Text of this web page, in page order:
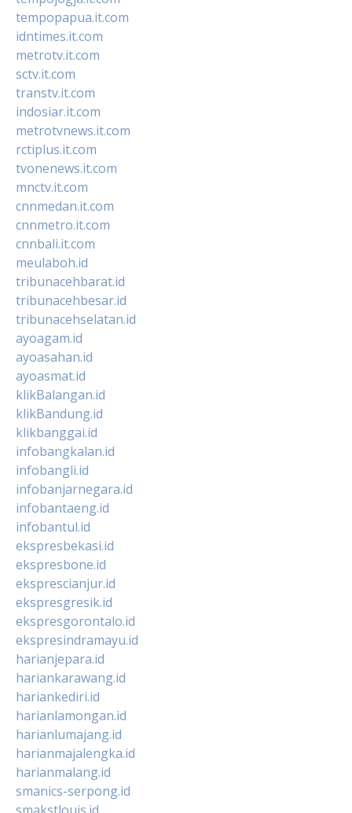
tempopapua.it.com
idntimes.it.com
metrotv.it.com
sctv.it.com
transtv.it.com
indosiar.it.com
metrotvnews.it.com
rctiplus.it.com
tvonenews.it.com
mnctv.it.com
cnnmedan.it.com
cnnmetro.it.com
cnnbali.it.com
meulaboh.id
tribunacehbarat.id
tribunacehbesar.id
tribunacehselatan.id
ayoagam.id
ayoasahan.id
ayoasmat.id
klikBalangan.id
klikBandung.id
klikbanggai.id
infobangkalan.id
infobangli.id
infobanjarnegara.id
infobantaeng.id
infobantul.id
ekspresbekasi.id
ekspresbone.id
eksprescianjur.id
ekspresgresik.id
ekspresgorontalo.id
ekspresindramayu.id
harianjepara.id
hariankarawang.id
hariankediri.id
harianlamongan.id
harianlumajang.id
harianmajalengka.id
harianmalang.id
smanics-serpong.id
smakstlouis.id